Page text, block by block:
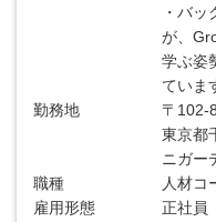
・バ
が、
学ぶ姿
ていま
勤務地
〒102-
東京都
ニガー
職種
人材コ
雇用形態
正社員